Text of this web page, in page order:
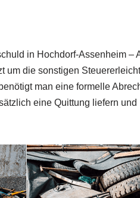
in Hochdorf-Assenheim –
um die sonstigen
man eine formelle
eine Quittung liefern und